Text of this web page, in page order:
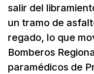
salir del
un tramo de
regado, lo que
Bomberos
paramédicos de